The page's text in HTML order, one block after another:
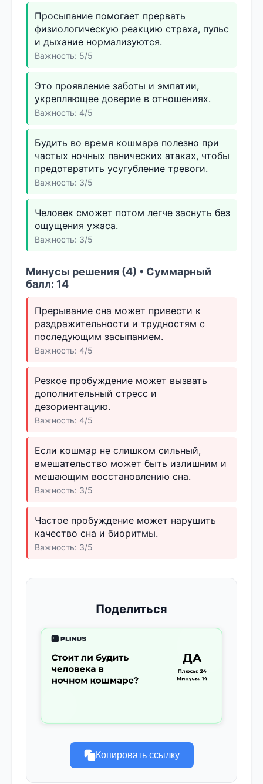
Просыпание помогает прервать
физиологическую реакцию страха, пульс
и дыхание нормализуются.
Важность: 5/5
Это проявление заботы и эмпатии,
укрепляющее доверие в отношениях.
Важность: 4/5
Будить во время кошмара полезно при
частых ночных панических атаках, чтобы
предотвратить усугубление тревоги.
Важность: 3/5
Человек сможет потом легче заснуть без
ощущения ужаса.
Важность: 3/5
Минусы решения (4) • Суммарный
балл: 14
Прерывание сна может привести к
раздражительности и трудностям с
последующим засыпанием.
Важность: 4/5
Резкое пробуждение может вызвать
дополнительный стресс и
дезориентацию.
Важность: 4/5
Если кошмар не слишком сильный,
вмешательство может быть излишним и
мешающим восстановлению сна.
Важность: 3/5
Частое пробуждение может нарушить
качество сна и биоритмы.
Важность: 3/5
Поделиться
Копировать ссылку